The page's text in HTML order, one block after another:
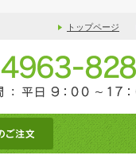
トップページ